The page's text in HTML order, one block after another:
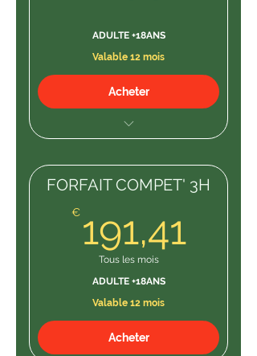
ADULTE +18ANS
Valable 12 mois
Acheter
FORFAIT COMPET' 3H
€ 191,41
Tous les mois
ADULTE +18ANS
Valable 12 mois
Acheter